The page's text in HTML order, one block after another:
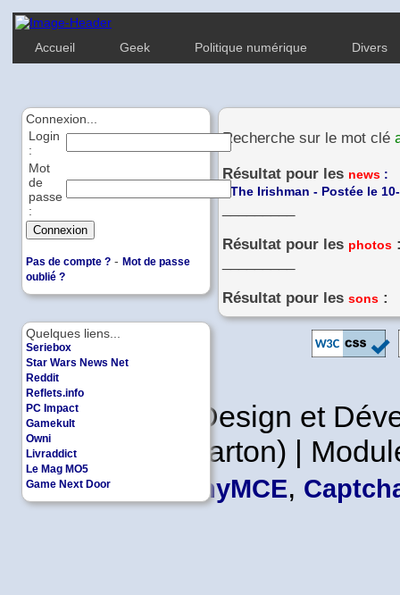
Accueil Geek Politique numérique Divers
Quelques liens...
Seriebox
Star Wars News Net
Reddit
Reflets.info
PC Impact
Gamekult
Owni
Livraddict
Le Mag MO5
Game Next Door
Connexion...
Login
:
Mot
de
passe
:
Pas de compte ? - Mot de passe
oublié ?
Recherche sur le mot clé
Résultat pour les news :
The Irishman - Postée le
Résultat pour les photos
Résultat pour les sons :
Copyleft | Design et
Leader en Carton) |
TinyMCE,